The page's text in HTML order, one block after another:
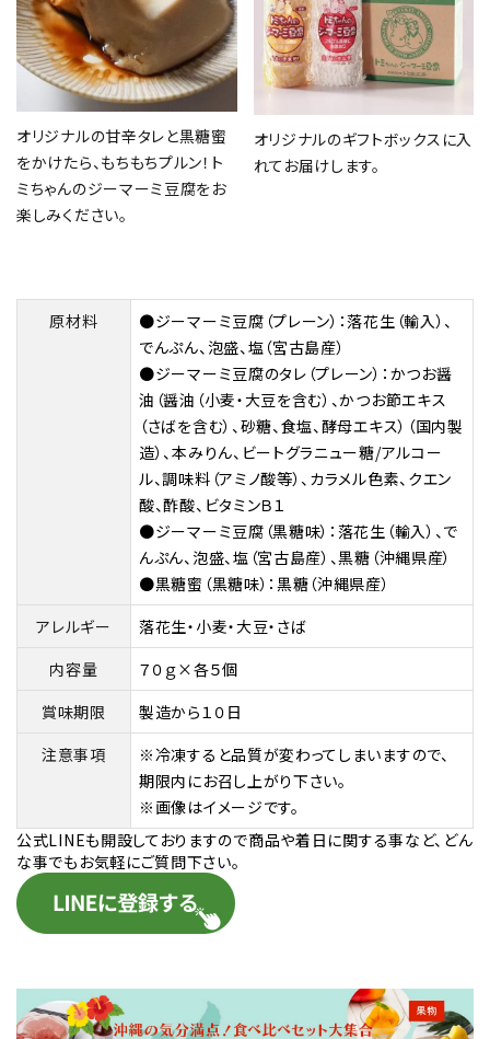
オリジナルの甘辛タレと黒糖蜜
をかけたら、もちもちプルン！ト
ミちゃんのジーマーミ豆腐をお
楽しみください。
オリジナルのギフトボックスに入
れてお届けします。
原材料
●ジーマーミ豆腐（プレーン）：落花生（輸入）、
でんぷん、泡盛、塩（宮古島産）
●ジーマーミ豆腐のタレ（プレーン）：かつお醤
油（醤油（小麦・大豆を含む）、かつお節エキス
（さばを含む）、砂糖、食塩、酵母エキス）（国内製
造）、本みりん、ビートグラニュー糖/アルコー
ル、調味料（アミノ酸等）、カラメル色素、クエン
酸、酢酸、ビタミンＢ１
●ジーマーミ豆腐（黒糖味）：落花生（輸入）、で
んぷん、泡盛、塩（宮古島産）、黒糖（沖縄県産）
●黒糖蜜（黒糖味）：黒糖（沖縄県産）
アレルギー
落花生・小麦・大豆・さば
内容量
７０ｇ×各５個
賞味期限
製造から１０日
注意事項
※冷凍すると品質が変わってしまいますので、
期限内にお召し上がり下さい。
※画像はイメージです。
公式LINEも開設しておりますので商品や着日に関する事など、どん
な事でもお気軽にご質問下さい。